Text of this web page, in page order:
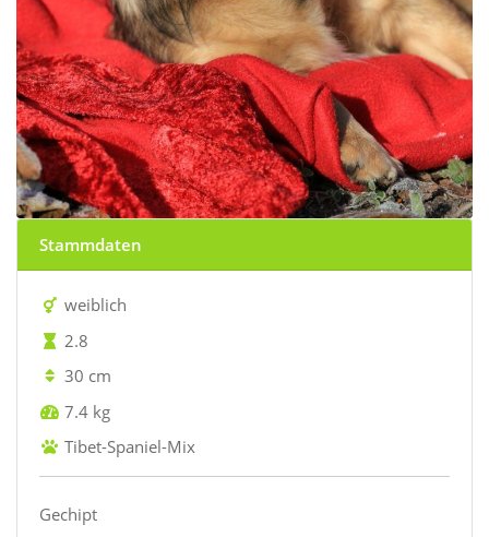
Stammdaten
weiblich
2.8
30 cm
7.4 kg
Tibet-Spaniel-Mix
Gechipt